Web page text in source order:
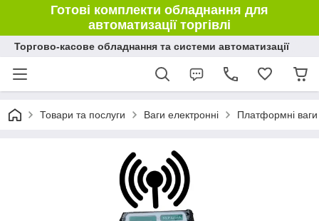
Готові комплекти обладнання для
автоматизації торгівлі
Торгово-касове обладнання та системи автоматизації
Товари та послуги Ваги електронні Платформні ваги